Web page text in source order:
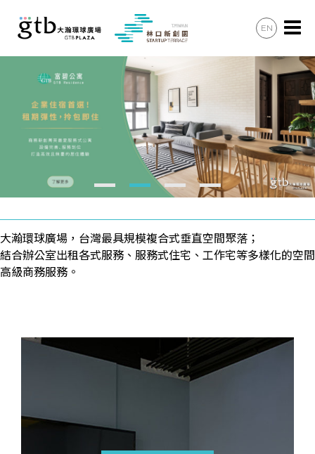
辦公會議
住宿住宅
美食購物
共享空間
最新消息
加入會員
聯絡諮詢
EN
大瀚環球廣場，台灣最具規模複合式垂直空間聚落；
結合辦公室出租各式服務、服務式住宅、工作宅等多樣化的空間
高級商務服務。